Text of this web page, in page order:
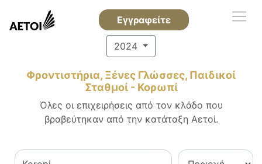
Εγγραφείτε
2024
Φροντιστήρια, Ξένες Γλώσσες, Παιδικοί
Σταθμοί - Κορωπί
Όλες οι επιχειρήσεις από τον κλάδο που
βραβεύτηκαν από την κατάταξη Αετοί.